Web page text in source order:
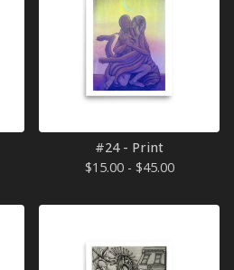
#24 - Print
$15.00 - $45.00